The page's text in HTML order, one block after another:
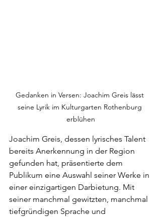
Gedanken in Versen: Joachim Greis lässt
seine Lyrik im Kulturgarten Rothenburg
erblühen
Joachim Greis, dessen lyrisches Talent
bereits Anerkennung in der Region
gefunden hat, präsentierte dem
Publikum eine Auswahl seiner Werke in
einer einzigartigen Darbietung. Mit
seiner manchmal gewitzten, manchmal
tiefgründigen Sprache und